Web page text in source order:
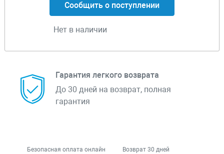
Сообщить о поступлении
Нет в наличии
Гарантия легкого возврата
До 30 дней на возврат, полная
гарантия
Безопасная оплата онлайн Возврат 30 дней